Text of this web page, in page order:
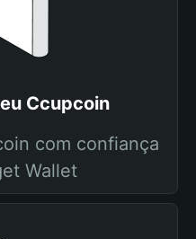
Ccupcoin
com confiança
Wallet